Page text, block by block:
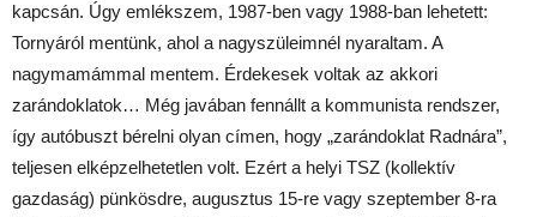
kapcsán. Úgy emlékszem, 1987-ben vagy 1988-ban lehetett:
Tornyáról mentünk, ahol a nagyszüleimnél nyaraltam. A
nagymamámmal mentem. Érdekesek voltak az akkori
zarándoklatok… Még javában fennállt a kommunista rendszer,
így autóbuszt bérelni olyan címen, hogy „zarándoklat Radnára”,
teljesen elképzelhetetlen volt. Ezért a helyi TSZ (kollektív
gazdaság) pünkösdre, augusztus 15-re vagy szeptember 8-ra